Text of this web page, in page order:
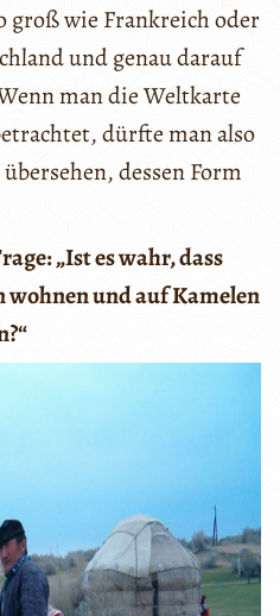
groß wie Frankreich oder
und genau darauf
man die Weltkarte
dürfte man also
dessen Form
„Ist es wahr, dass
wohnen und auf Kamelen